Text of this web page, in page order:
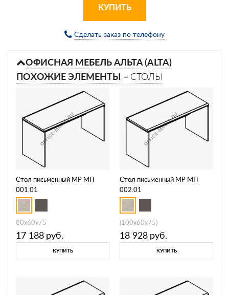
КУПИТЬ
Сделать заказ по телефону
ОФИСНАЯ МЕБЕЛЬ АЛЬТА (ALTA)
ПОХОЖИЕ ЭЛЕМЕНТЫ – СТОЛЫ
Стол письменный МР МП
001.01
80x60x75
17 188 руб.
КУПИТЬ
Стол письменный МР МП
002.01
(100x60x75)
18 928 руб.
КУПИТЬ